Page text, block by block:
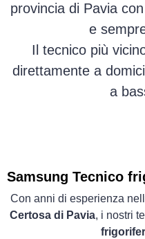
provincia di Pavia
e
Il tecnico più
direttamente a
a
Samsung Tecnico
Con anni di esperienza
Certosa di Pavia, i nostri